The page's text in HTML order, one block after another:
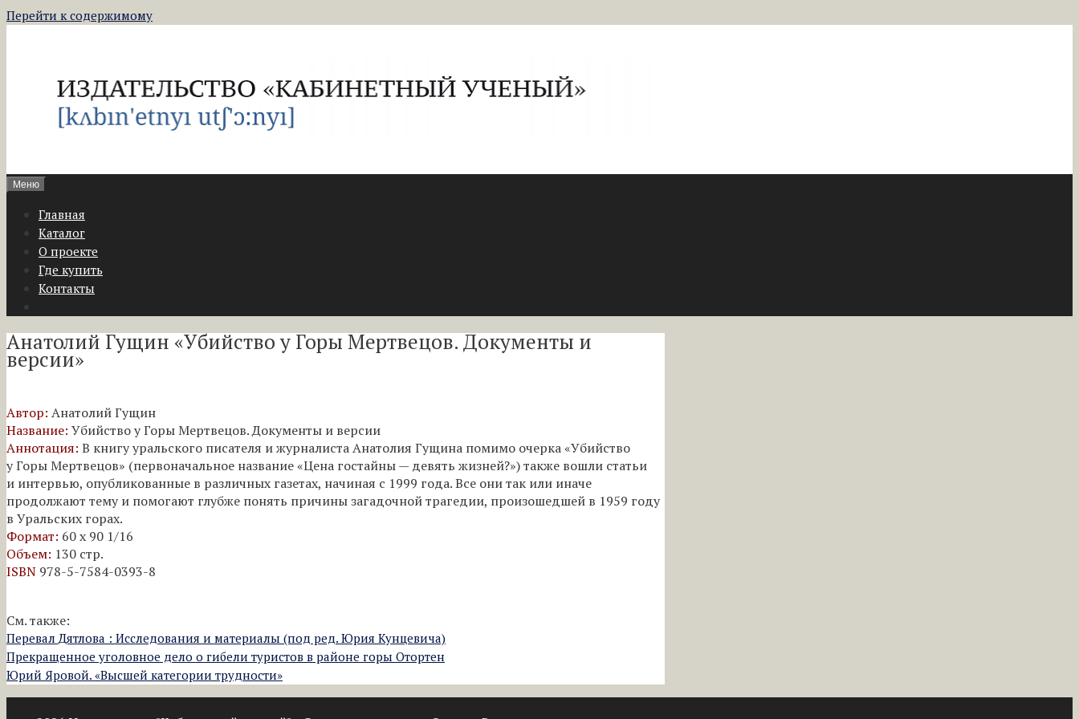
Перейти к содержимому
Меню
Главная
Каталог
О проекте
Где купить
Контакты
Анатолий Гущин «Убийство у Горы Мертвецов. Документы и
версии»
Автор: Анатолий Гущин
Название: Убийство у Горы Мертвецов. Документы и версии
Аннотация: В книгу уральского писателя и журналиста Анатолия Гущина помимо очерка «Убийство
у Горы Мертвецов» (первоначальное название «Цена гостайны — девять жизней?») также вошли статьи
и интервью, опубликованные в различных газетах, начиная с 1999 года. Все они так или иначе
продолжают тему и помогают глубже понять причины загадочной трагедии, произошедшей в 1959 году
в Уральских горах.
Формат: 60 x 90 1/16
Объем: 130 стр.
ISBN 978-5-7584-0393-8
См. также:
Перевал Дятлова : Исследования и материалы (под ред. Юрия Кунцевича)
Прекращенное уголовное дело о гибели туристов в районе горы Отортен
Юрий Яровой. «Высшей категории трудности»